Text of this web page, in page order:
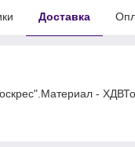
Доставка
-